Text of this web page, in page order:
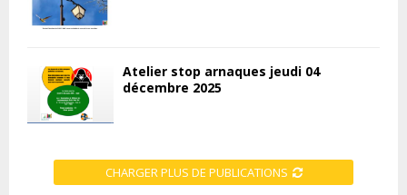
Atelier stop arnaques jeudi 04
décembre 2025
CHARGER PLUS DE PUBLICATIONS